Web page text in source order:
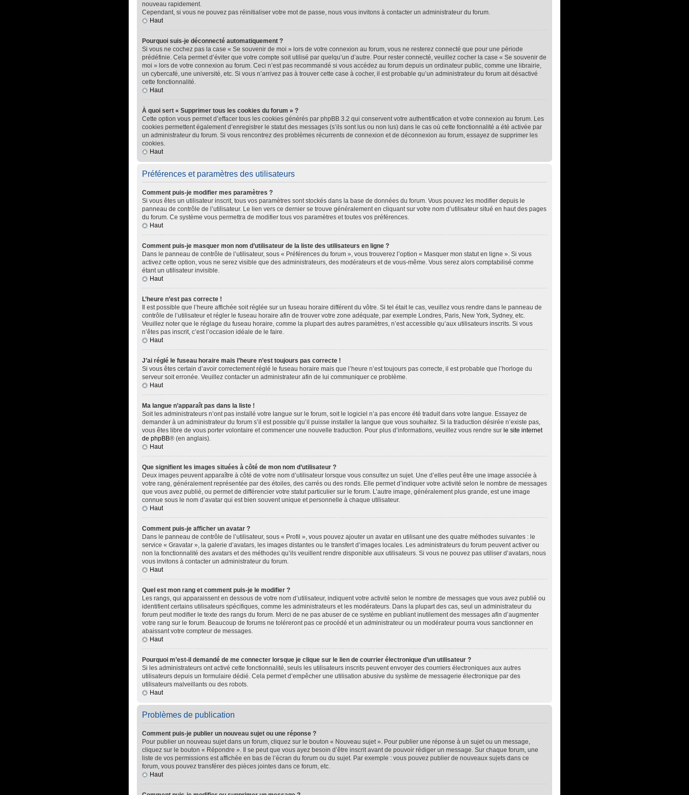
nouveau rapidement.
Cependant, si vous ne pouvez pas réinitialiser votre mot de passe, nous vous invitons à contacter un administrateur du forum.
Haut
Pourquoi suis-je déconnecté automatiquement ?
Si vous ne cochez pas la case « Se souvenir de moi » lors de votre connexion au forum, vous ne resterez connecté que pour une période
prédéfinie. Cela permet d’éviter que votre compte soit utilisé par quelqu’un d’autre. Pour rester connecté, veuillez cocher la case « Se souvenir de
moi » lors de votre connexion au forum. Ceci n’est pas recommandé si vous accédez au forum depuis un ordinateur public, comme une librairie,
un cybercafé, une université, etc. Si vous n’arrivez pas à trouver cette case à cocher, il est probable qu’un administrateur du forum ait désactivé
cette fonctionnalité.
Haut
À quoi sert « Supprimer tous les cookies du forum » ?
Cette option vous permet d’effacer tous les cookies générés par phpBB 3.2 qui conservent votre authentification et votre connexion au forum. Les
cookies permettent également d’enregistrer le statut des messages (s’ils sont lus ou non lus) dans le cas où cette fonctionnalité a été activée par
un administrateur du forum. Si vous rencontrez des problèmes récurrents de connexion et de déconnexion au forum, essayez de supprimer les
cookies.
Haut
Préférences et paramètres des utilisateurs
Comment puis-je modifier mes paramètres ?
Si vous êtes un utilisateur inscrit, tous vos paramètres sont stockés dans la base de données du forum. Vous pouvez les modifier depuis le
panneau de contrôle de l’utilisateur. Le lien vers ce dernier se trouve généralement en cliquant sur votre nom d’utilisateur situé en haut des pages
du forum. Ce système vous permettra de modifier tous vos paramètres et toutes vos préférences.
Haut
Comment puis-je masquer mon nom d’utilisateur de la liste des utilisateurs en ligne ?
Dans le panneau de contrôle de l’utilisateur, sous « Préférences du forum », vous trouverez l’option « Masquer mon statut en ligne ». Si vous
activez cette option, vous ne serez visible que des administrateurs, des modérateurs et de vous-même. Vous serez alors comptabilisé comme
étant un utilisateur invisible.
Haut
L’heure n’est pas correcte !
Il est possible que l’heure affichée soit réglée sur un fuseau horaire différent du vôtre. Si tel était le cas, veuillez vous rendre dans le panneau de
contrôle de l’utilisateur et régler le fuseau horaire afin de trouver votre zone adéquate, par exemple Londres, Paris, New York, Sydney, etc.
Veuillez noter que le réglage du fuseau horaire, comme la plupart des autres paramètres, n’est accessible qu’aux utilisateurs inscrits. Si vous
n’êtes pas inscrit, c’est l’occasion idéale de le faire.
Haut
J’ai réglé le fuseau horaire mais l’heure n’est toujours pas correcte !
Si vous êtes certain d’avoir correctement réglé le fuseau horaire mais que l’heure n’est toujours pas correcte, il est probable que l’horloge du
serveur soit erronée. Veuillez contacter un administrateur afin de lui communiquer ce problème.
Haut
Ma langue n’apparaît pas dans la liste !
Soit les administrateurs n’ont pas installé votre langue sur le forum, soit le logiciel n’a pas encore été traduit dans votre langue. Essayez de
demander à un administrateur du forum s’il est possible qu’il puisse installer la langue que vous souhaitez. Si la traduction désirée n’existe pas,
vous êtes libre de vous porter volontaire et commencer une nouvelle traduction. Pour plus d’informations, veuillez vous rendre sur le site internet
de phpBB® (en anglais).
Haut
Que signifient les images situées à côté de mon nom d’utilisateur ?
Deux images peuvent apparaître à côté de votre nom d’utilisateur lorsque vous consultez un sujet. Une d’elles peut être une image associée à
votre rang, généralement représentée par des étoiles, des carrés ou des ronds. Elle permet d’indiquer votre activité selon le nombre de messages
que vous avez publié, ou permet de différencier votre statut particulier sur le forum. L’autre image, généralement plus grande, est une image
connue sous le nom d’avatar qui est bien souvent unique et personnelle à chaque utilisateur.
Haut
Comment puis-je afficher un avatar ?
Dans le panneau de contrôle de l’utilisateur, sous « Profil », vous pouvez ajouter un avatar en utilisant une des quatre méthodes suivantes : le
service « Gravatar », la galerie d’avatars, les images distantes ou le transfert d’images locales. Les administrateurs du forum peuvent activer ou
non la fonctionnalité des avatars et des méthodes qu’ils veuillent rendre disponible aux utilisateurs. Si vous ne pouvez pas utiliser d’avatars, nous
vous invitons à contacter un administrateur du forum.
Haut
Quel est mon rang et comment puis-je le modifier ?
Les rangs, qui apparaissent en dessous de votre nom d’utilisateur, indiquent votre activité selon le nombre de messages que vous avez publié ou
identifient certains utilisateurs spécifiques, comme les administrateurs et les modérateurs. Dans la plupart des cas, seul un administrateur du
forum peut modifier le texte des rangs du forum. Merci de ne pas abuser de ce système en publiant inutilement des messages afin d’augmenter
votre rang sur le forum. Beaucoup de forums ne toléreront pas ce procédé et un administrateur ou un modérateur pourra vous sanctionner en
abaissant votre compteur de messages.
Haut
Pourquoi m’est-il demandé de me connecter lorsque je clique sur le lien de courrier électronique d’un utilisateur ?
Si les administrateurs ont activé cette fonctionnalité, seuls les utilisateurs inscrits peuvent envoyer des courriers électroniques aux autres
utilisateurs depuis un formulaire dédié. Cela permet d’empêcher une utilisation abusive du système de messagerie électronique par des
utilisateurs malveillants ou des robots.
Haut
Problèmes de publication
Comment puis-je publier un nouveau sujet ou une réponse ?
Pour publier un nouveau sujet dans un forum, cliquez sur le bouton « Nouveau sujet ». Pour publier une réponse à un sujet ou un message,
cliquez sur le bouton « Répondre ». Il se peut que vous ayez besoin d’être inscrit avant de pouvoir rédiger un message. Sur chaque forum, une
liste de vos permissions est affichée en bas de l’écran du forum ou du sujet. Par exemple : vous pouvez publier de nouveaux sujets dans ce
forum, vous pouvez transférer des pièces jointes dans ce forum, etc.
Haut